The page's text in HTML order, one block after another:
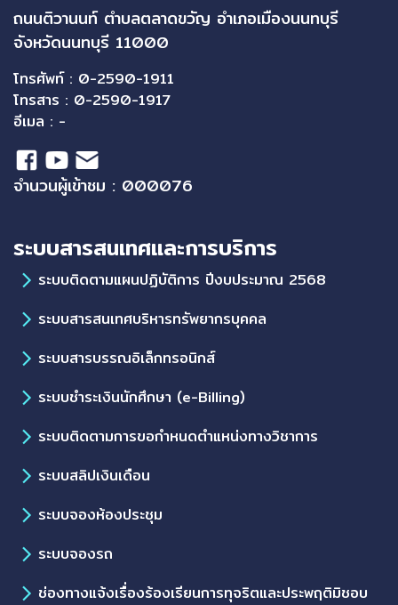
ถนนติวานนท์ ตำบลตลาดขวัญ อำเภอเมืองนนทบุรี
จังหวัดนนทบุรี 11000
โทรศัพท์ : 0-2590-1911
โทรสาร : 0-2590-1917
อีเมล : -
จำนวนผู้เข้าชม : 000076
ระบบสารสนเทศและการบริการ
ระบบติดตามแผนปฏิบัติการ ปีงบประมาณ 2568
ระบบสารสนเทศบริหารทรัพยากรบุคคล
ระบบสารบรรณอิเล็กทรอนิกส์
ระบบชำระเงินนักศึกษา (e-Billing)
ระบบติดตามการขอกำหนดตำแหน่งทางวิชาการ
ระบบสลิปเงินเดือน
ระบบจองห้องประชุม
ระบบจองรถ
ช่องทางแจ้งเรื่องร้องเรียนการทุจริตและประพฤติมิชอบ